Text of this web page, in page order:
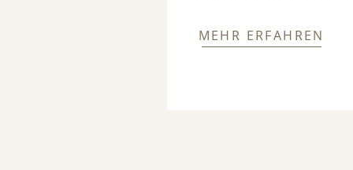
MEHR ERFAHREN